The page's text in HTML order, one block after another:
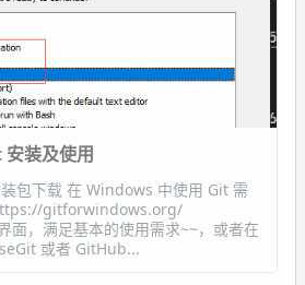
安装及使用
包下载 在 Windows 中使用 Git 需
gitforwindows.org/
面，满足基本的使用需求~~，或者在
或者 GitHub...